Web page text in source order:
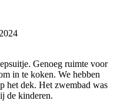
Genoeg ruimte voor
in te koken. We hebben
het dek. Het zwembad was
de kinderen.